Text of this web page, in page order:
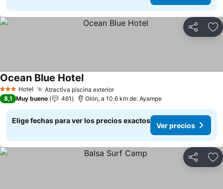
Compartir
3 Estrellas
Hotel Atractiva piscina exteriorVer precios
Ocean Blue HotelVer precios
8,1 Muy bueno 461 Olón, a 10.6 km de: Ayampe
Elige fechas para ver los precios exactos
Ver precios
Compartir